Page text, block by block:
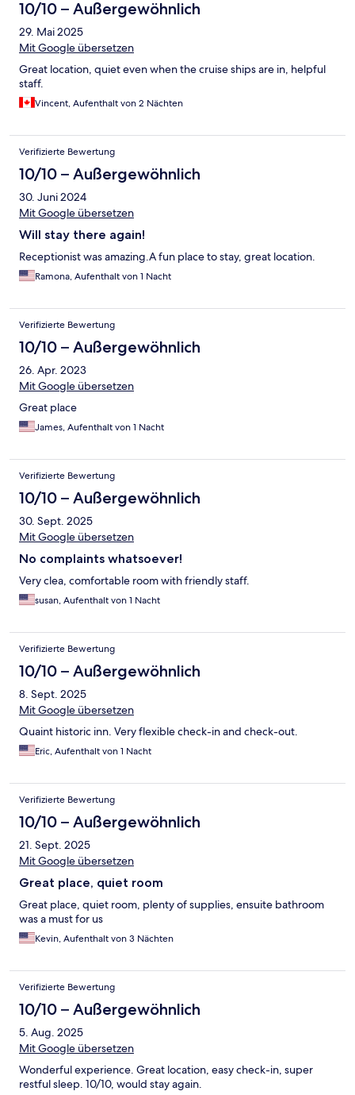
10/10 – Außergewöhnlich
29. Mai 2025
Mit Google übersetzen
Great location, quiet even when the cruise ships are in, helpful
staff.
Vincent, Aufenthalt von 2 Nächten
Verifizierte Bewertung
10/10 – Außergewöhnlich
30. Juni 2024
Mit Google übersetzen
Will stay there again!
Receptionist was amazing.A fun place to stay, great location.
Ramona, Aufenthalt von 1 Nacht
Verifizierte Bewertung
10/10 – Außergewöhnlich
26. Apr. 2023
Mit Google übersetzen
Great place
James, Aufenthalt von 1 Nacht
Verifizierte Bewertung
10/10 – Außergewöhnlich
30. Sept. 2025
Mit Google übersetzen
No complaints whatsoever!
Very clea, comfortable room with friendly staff.
susan, Aufenthalt von 1 Nacht
Verifizierte Bewertung
10/10 – Außergewöhnlich
8. Sept. 2025
Mit Google übersetzen
Quaint historic inn. Very flexible check-in and check-out.
Eric, Aufenthalt von 1 Nacht
Verifizierte Bewertung
10/10 – Außergewöhnlich
21. Sept. 2025
Mit Google übersetzen
Great place, quiet room
Great place, quiet room, plenty of supplies, ensuite bathroom
was a must for us
Kevin, Aufenthalt von 3 Nächten
Verifizierte Bewertung
10/10 – Außergewöhnlich
5. Aug. 2025
Mit Google übersetzen
Wonderful experience. Great location, easy check-in, super
restful sleep. 10/10, would stay again.